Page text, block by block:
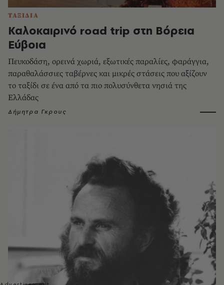
ΤΑΞΙΔΙΑ
Καλοκαιρινό road trip στη Βόρεια
Εύβοια
Πευκοδάση, ορεινά χωριά, εξωτικές παραλίες, φαράγγια,
παραθαλάσσιες ταβέρνες και μικρές στάσεις που αξίζουν
το ταξίδι σε ένα από τα πιο πολυσύνθετα νησιά της
Ελλάδας
Δήμητρα Γκρους